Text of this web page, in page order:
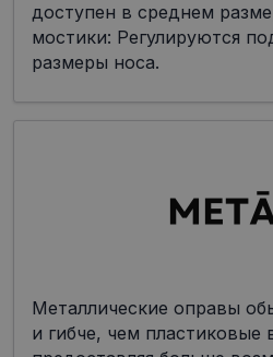
доступен в среднем
мостики: Регулируются
размеры носа.
Металлические оправы
и гибче, чем пластиковые